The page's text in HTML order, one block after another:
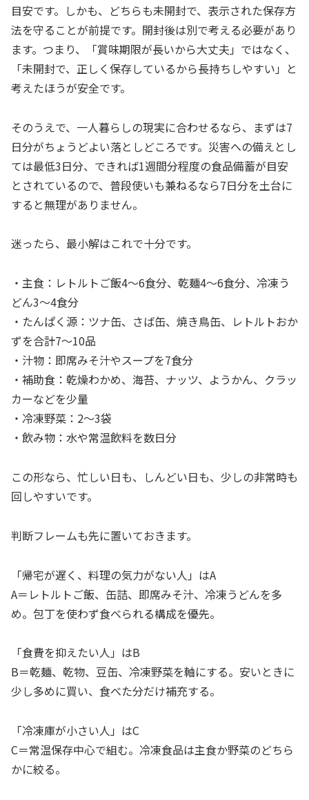
目安です。しかも、どちらも未開封で、表示された保存方
法を守ることが前提です。開封後は別で考える必要があり
ます。つまり、「賞味期限が長いから大丈夫」ではなく、
「未開封で、正しく保存しているから長持ちしやすい」と
考えたほうが安全です。
そのうえで、一人暮らしの現実に合わせるなら、まずは7
日分がちょうどよい落としどころです。災害への備えとし
ては最低3日分、できれば1週間分程度の食品備蓄が目安
とされているので、普段使いも兼ねるなら7日分を土台に
すると無理がありません。
迷ったら、最小解はこれで十分です。
・主食：レトルトご飯4〜6食分、乾麺4〜6食分、冷凍う
どん3〜4食分
・たんぱく源：ツナ缶、さば缶、焼き鳥缶、レトルトおか
ずを合計7〜10品
・汁物：即席みそ汁やスープを7食分
・補助食：乾燥わかめ、海苔、ナッツ、ようかん、クラッ
カーなどを少量
・冷凍野菜：2〜3袋
・飲み物：水や常温飲料を数日分
この形なら、忙しい日も、しんどい日も、少しの非常時も
回しやすいです。
判断フレームも先に置いておきます。
「帰宅が遅く、料理の気力がない人」はA
A＝レトルトご飯、缶詰、即席みそ汁、冷凍うどんを多
め。包丁を使わず食べられる構成を優先。
「食費を抑えたい人」はB
B＝乾麺、乾物、豆缶、冷凍野菜を軸にする。安いときに
少し多めに買い、食べた分だけ補充する。
「冷凍庫が小さい人」はC
C＝常温保存中心で組む。冷凍食品は主食か野菜のどちら
かに絞る。